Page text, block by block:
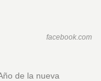
facebook.com
de la nueva